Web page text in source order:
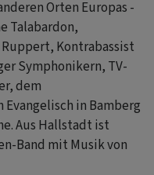
Orten Europas -
Talabardon,
Kontrabassist
Symphonikern, TV-
dem
in Bamberg
Aus Hallstadt ist
Band mit Musik von